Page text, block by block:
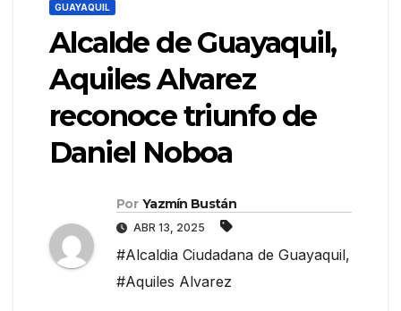
GUAYAQUIL
Alcalde de Guayaquil,
Aquiles Alvarez
reconoce triunfo de
Daniel Noboa
Por Yazmín Bustán
ABR 13, 2025
#Alcaldia Ciudadana de Guayaquil,
#Aquiles Alvarez